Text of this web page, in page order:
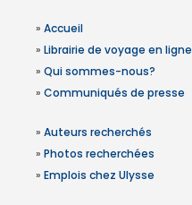
» Accueil
» Librairie de voyage en ligne
» Qui sommes-nous?
» Communiqués de presse
» Auteurs recherchés
» Photos recherchées
» Emplois chez Ulysse